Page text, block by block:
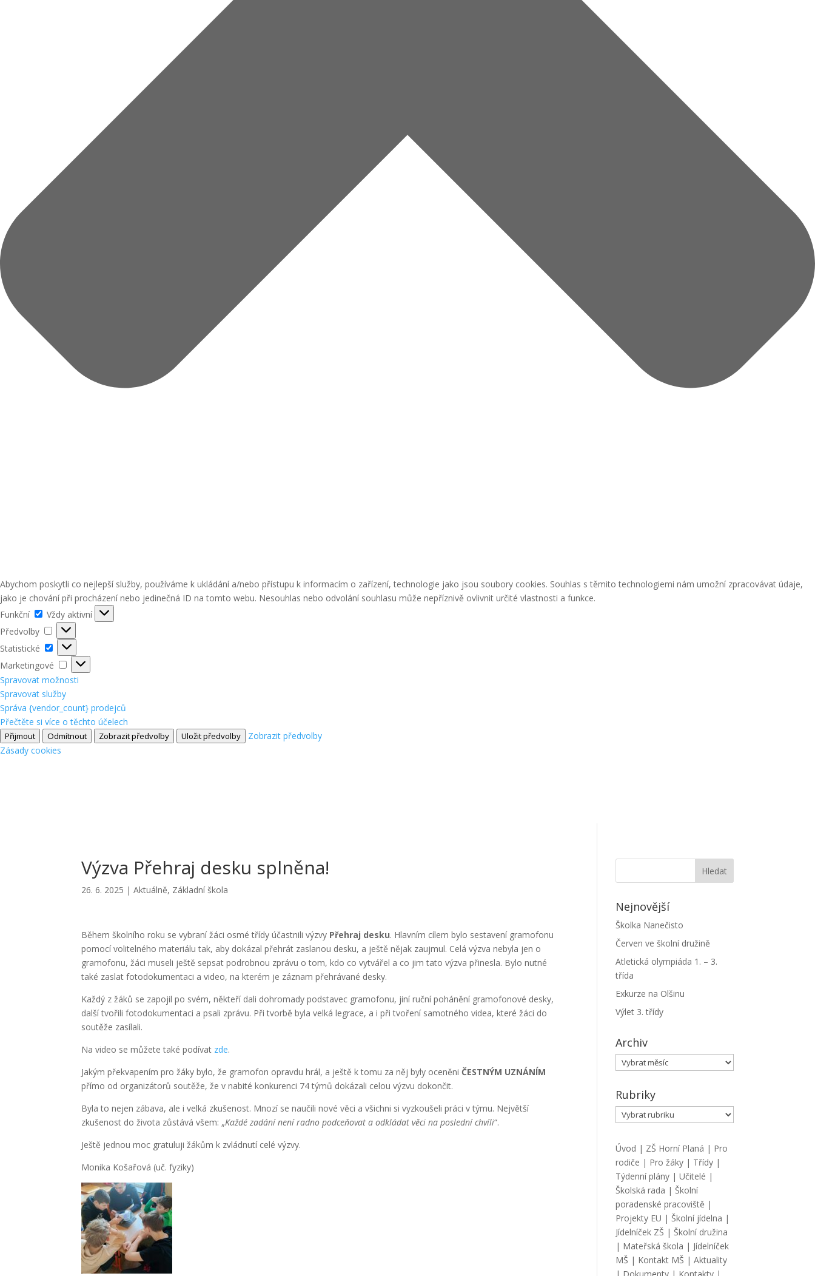
Abychom poskytli co nejlepší služby, používáme k ukládání a/nebo přístupu k informacím o zařízení, technologie jako jsou soubory cookies. Souhlas s těmito technologiemi nám umožní zpracovávat údaje,
jako je chování při procházení nebo jedinečná ID na tomto webu. Nesouhlas nebo odvolání souhlasu může nepříznivě ovlivnit určité vlastnosti a funkce.
Funkční
Funkční
Vždy aktivní
Předvolby
Předvolby
Statistické
Statistické
Marketingové
Marketingové
Spravovat možnosti
Spravovat služby
Správa {vendor_count} prodejců
Přečtěte si více o těchto účelech
Přijmout Odmítnout Zobrazit předvolby Uložit předvolby
Zobrazit předvolby
Zásady cookies
Výzva Přehraj desku splněna!
26. 6. 2025 |Aktuálně, Základní škola
Během školního roku se vybraní žáci osmé třídy účastnili výzvy Přehraj desku. Hlavním cílem bylo sestavení gramofonu
pomocí volitelného materiálu tak, aby dokázal přehrát zaslanou desku, a ještě nějak zaujmul. Celá výzva nebyla jen o
gramofonu, žáci museli ještě sepsat podrobnou zprávu o tom, kdo co vytvářel a co jim tato výzva přinesla. Bylo nutné
také zaslat fotodokumentaci a video, na kterém je záznam přehrávané desky.
Každý z žáků se zapojil po svém, někteří dali dohromady podstavec gramofonu, jiní ruční pohánění gramofonové desky,
další tvořili fotodokumentaci a psali zprávu. Při tvorbě byla velká legrace, a i při tvoření samotného videa, které žáci do
soutěže zasílali.
Na video se můžete také podívat zde.
Jakým překvapením pro žáky bylo, že gramofon opravdu hrál, a ještě k tomu za něj byly oceněniČESTNÝM UZNÁNÍM
přímo od organizátorů soutěže, že v nabité konkurenci 74 týmů dokázali celou výzvu dokončit.
Byla to nejen zábava, ale i velká zkušenost. Mnozí se naučili nové věci a všichni si vyzkoušeli práci v týmu. Největší
zkušenost do života zůstává všem: „Každé zadání není radno podceňovat a odkládat věci na poslední chvíli“.
Ještě jednou moc gratuluji žákům k zvládnutí celé výzvy.
Monika Košařová (uč. fyziky)
Nejnovější
Školka Nanečisto
Červen ve školní družině
Atletická olympiáda 1. – 3.
třída
Exkurze na Olšinu
Výlet 3. třídy
Archiv
Archiv
Rubriky
Rubriky
Úvod | ZŠ Horní Planá | Pro
rodiče | Pro žáky | Třídy |
Týdenní plány |Učitelé |
Školská rada |Školní
poradenské pracoviště |
Projekty EU |Školní jídelna |
Jídelníček ZŠ |Školní družina
| Mateřská škola | Jídelníček
MŠ | Kontakt MŠ |Aktuality